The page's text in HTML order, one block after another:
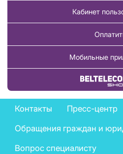
Кабинет
Мобильные
Купить
Feedback
menu
Контакты Пресс-центр
Обращения граждан и
Вопрос специалисту